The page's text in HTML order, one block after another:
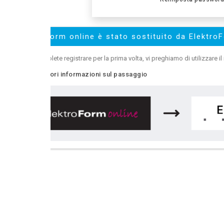
online è stato sostituito da ElektroForm online2
registrare per la prima volta, vi preghiamo di utilizzare il nuovo
informazioni sul passaggio